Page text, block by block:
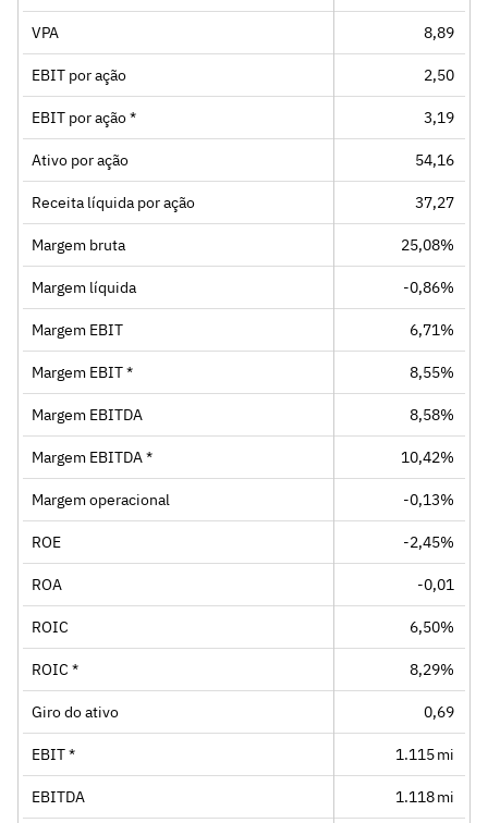
VPA 8,89
EBIT por ação 2,50
EBIT por ação * 3,19
Ativo por ação 54,16
Receita líquida por ação 37,27
Margem bruta 25,08%
Margem líquida -0,86%
Margem EBIT 6,71%
Margem EBIT * 8,55%
Margem EBITDA 8,58%
Margem EBITDA * 10,42%
Margem operacional -0,13%
ROE -2,45%
ROA -0,01
ROIC 6,50%
ROIC * 8,29%
Giro do ativo 0,69
EBIT * 1.115 mi
EBITDA 1.118 mi